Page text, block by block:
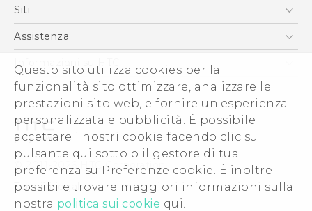
Questo sito utilizza cookies per la
funzionalità sito ottimizzare, analizzare le
prestazioni sito web, e fornire un'esperienza
personalizzata e pubblicità. È possibile
accettare i nostri cookie facendo clic sul
pulsante qui sotto o il gestore di tua
preferenza su Preferenze cookie. È inoltre
possibile trovare maggiori informazioni sulla
nostra politica sui cookie qui.
English - User manual
Italiano - CE-Dichiarazione Di Conformità
Smartphone
Vive
Accessori
Siti
HTC VIVE
Assistenza
Ecommerce Assistenza
Informazioni su HTC
ESG
Uffici Commerciali
Investitori (Inglese)
Cookie Preferences
Lavora con noi
Security and Privacy Whitepaper
© 2011-2026 HTC Corporation
Termini legali